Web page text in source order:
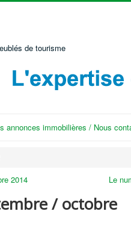
de tourisme
annonces immobilières / Nous
2014 Le
/ octobre